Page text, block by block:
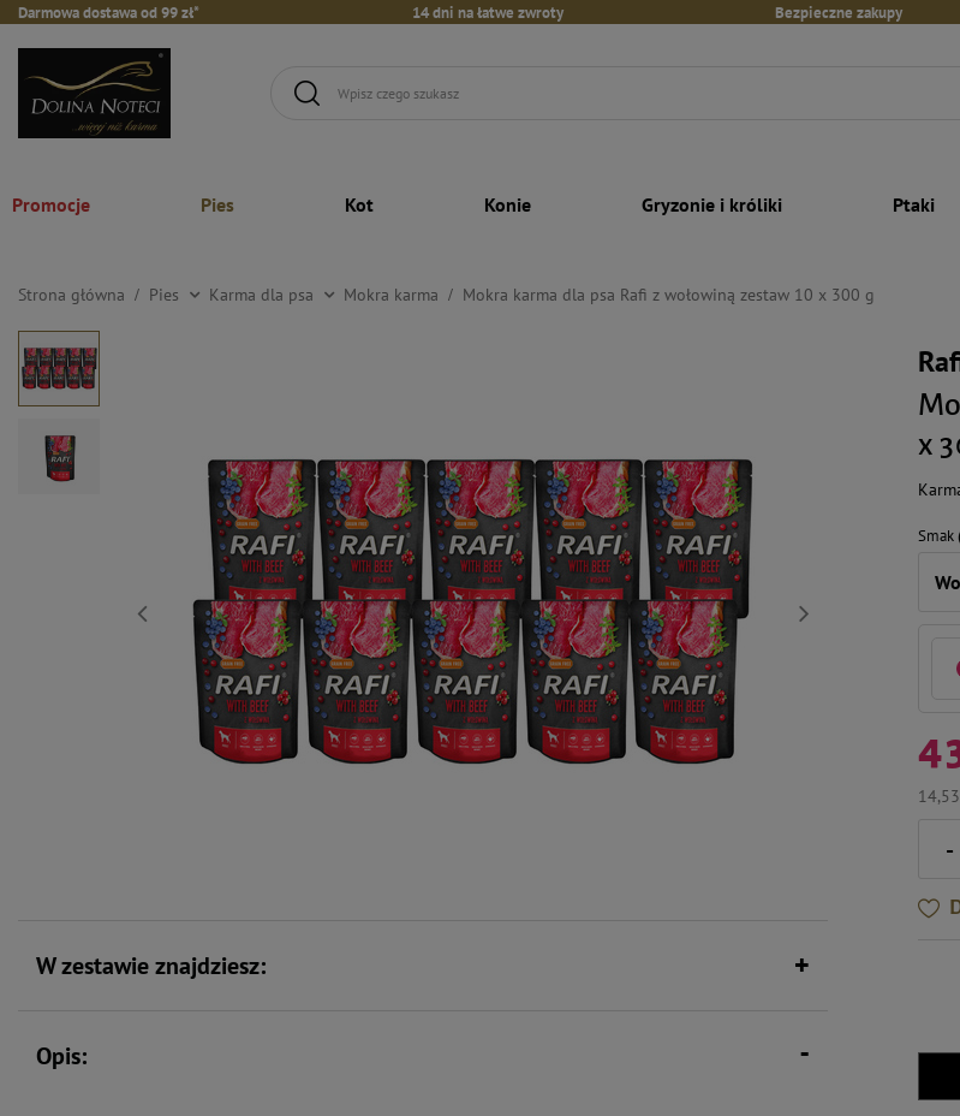
Darmowa dostawa od 99 zł* 14 dni na łatwe zwroty Bezpieczne zakupy
Promocje Pies Kot Konie Gryzonie i króliki Ptaki
Strona główna Pies Karma dla psa Mokra karma Mokra karma dla psa Rafi z wołowiną zestaw 10 x 300 g
x
Smak
-
W zestawie znajdziesz:
Opis: